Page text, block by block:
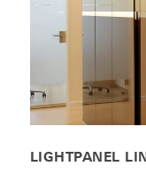
LIGHTPANEL